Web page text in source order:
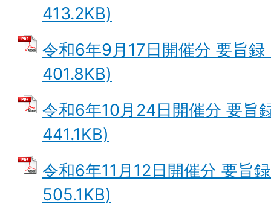
413.2KB)
令和6年9月17日開催分 要旨
401.8KB)
令和6年10月24日開催分 要旨
441.1KB)
令和6年11月12日開催分 要旨
505.1KB)